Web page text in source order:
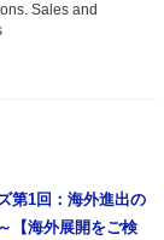
Sales and
第1回：海外進出の
【海外展開をご検